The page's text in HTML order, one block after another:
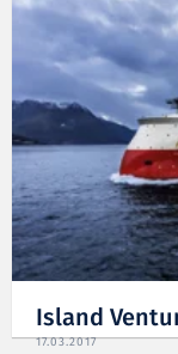
Island
17.03.2017